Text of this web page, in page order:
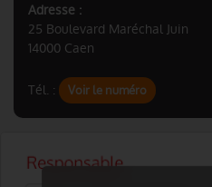
Adresse :
25 Boulevard Maréchal Juin
14000 Caen
Tél. : Voir le numéro